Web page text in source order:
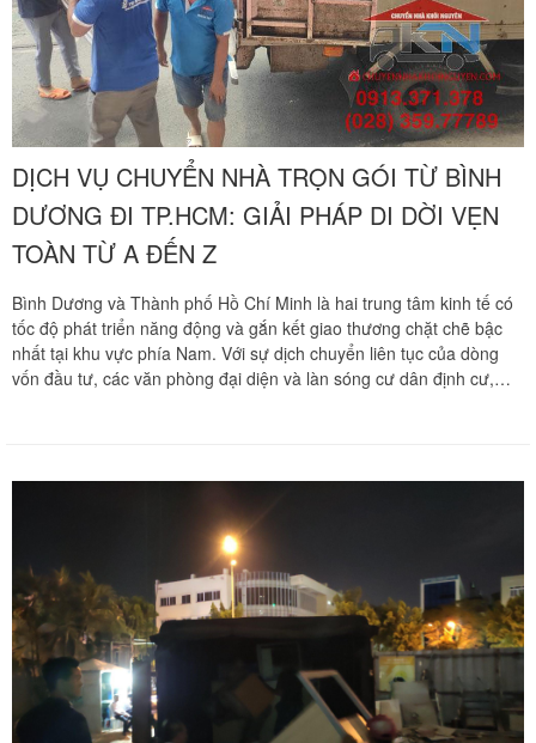
DỊCH VỤ CHUYỂN NHÀ TRỌN GÓI TỪ BÌNH
DƯƠNG ĐI TP.HCM: GIẢI PHÁP DI DỜI VẸN
TOÀN TỪ A ĐẾN Z
Bình Dương và Thành phố Hồ Chí Minh là hai trung tâm kinh tế có
tốc độ phát triển năng động và gắn kết giao thương chặt chẽ bậc
nhất tại khu vực phía Nam. Với sự dịch chuyển liên tục của dòng
vốn đầu tư, các văn phòng đại diện và làn sóng cư dân định cư,
Thuận An, Dĩ An, Tân Uyên, Bến Cát về các quận nội thành Sài
Gòn vượt quãng đường trường dài từ 30 km đến hơn 60 km luôn
đối mặt với những thử thách lớn về thời gian, giấy phép lưu thông
và áp lực đường trường dằn xóc. Chuyển nhà Khôi Nguyên mang
đến giải pháp chuyển nhà trọn gói liên tỉnh chuyên nghiệp từ A đến
Z, cam kết tháo gỡ hoàn toàn gánh nặng công việc cho gia đình
bạn, bàn giao tổ ấm mới khang trang ngay trong ngày. Quý khách
hàng cần khảo sát địa hình thực tế và nhận báo giá ưu đãi tốt nhất
hãy gọi ngay hotline hỗ trợ liên tục 24 trên 7 qua số 0913 371 378
hoặc 0972 366 628 để nhận phản hồi siêu tốc từ đội ngũ Khôi
Nguyên.